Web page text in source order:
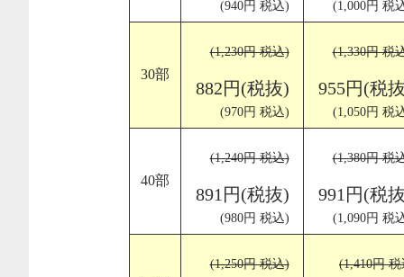
(940円 税込) (1,000円 税
30部
(1,230円 税込)
882円(税抜)
(970円 税込)
(1,330円 税
955円(税
(1,050円 税
40部
(1,240円 税込)
891円(税抜)
(980円 税込)
(1,380円 税
991円(税
(1,090円 税
(1,250円 税込) (1,410円